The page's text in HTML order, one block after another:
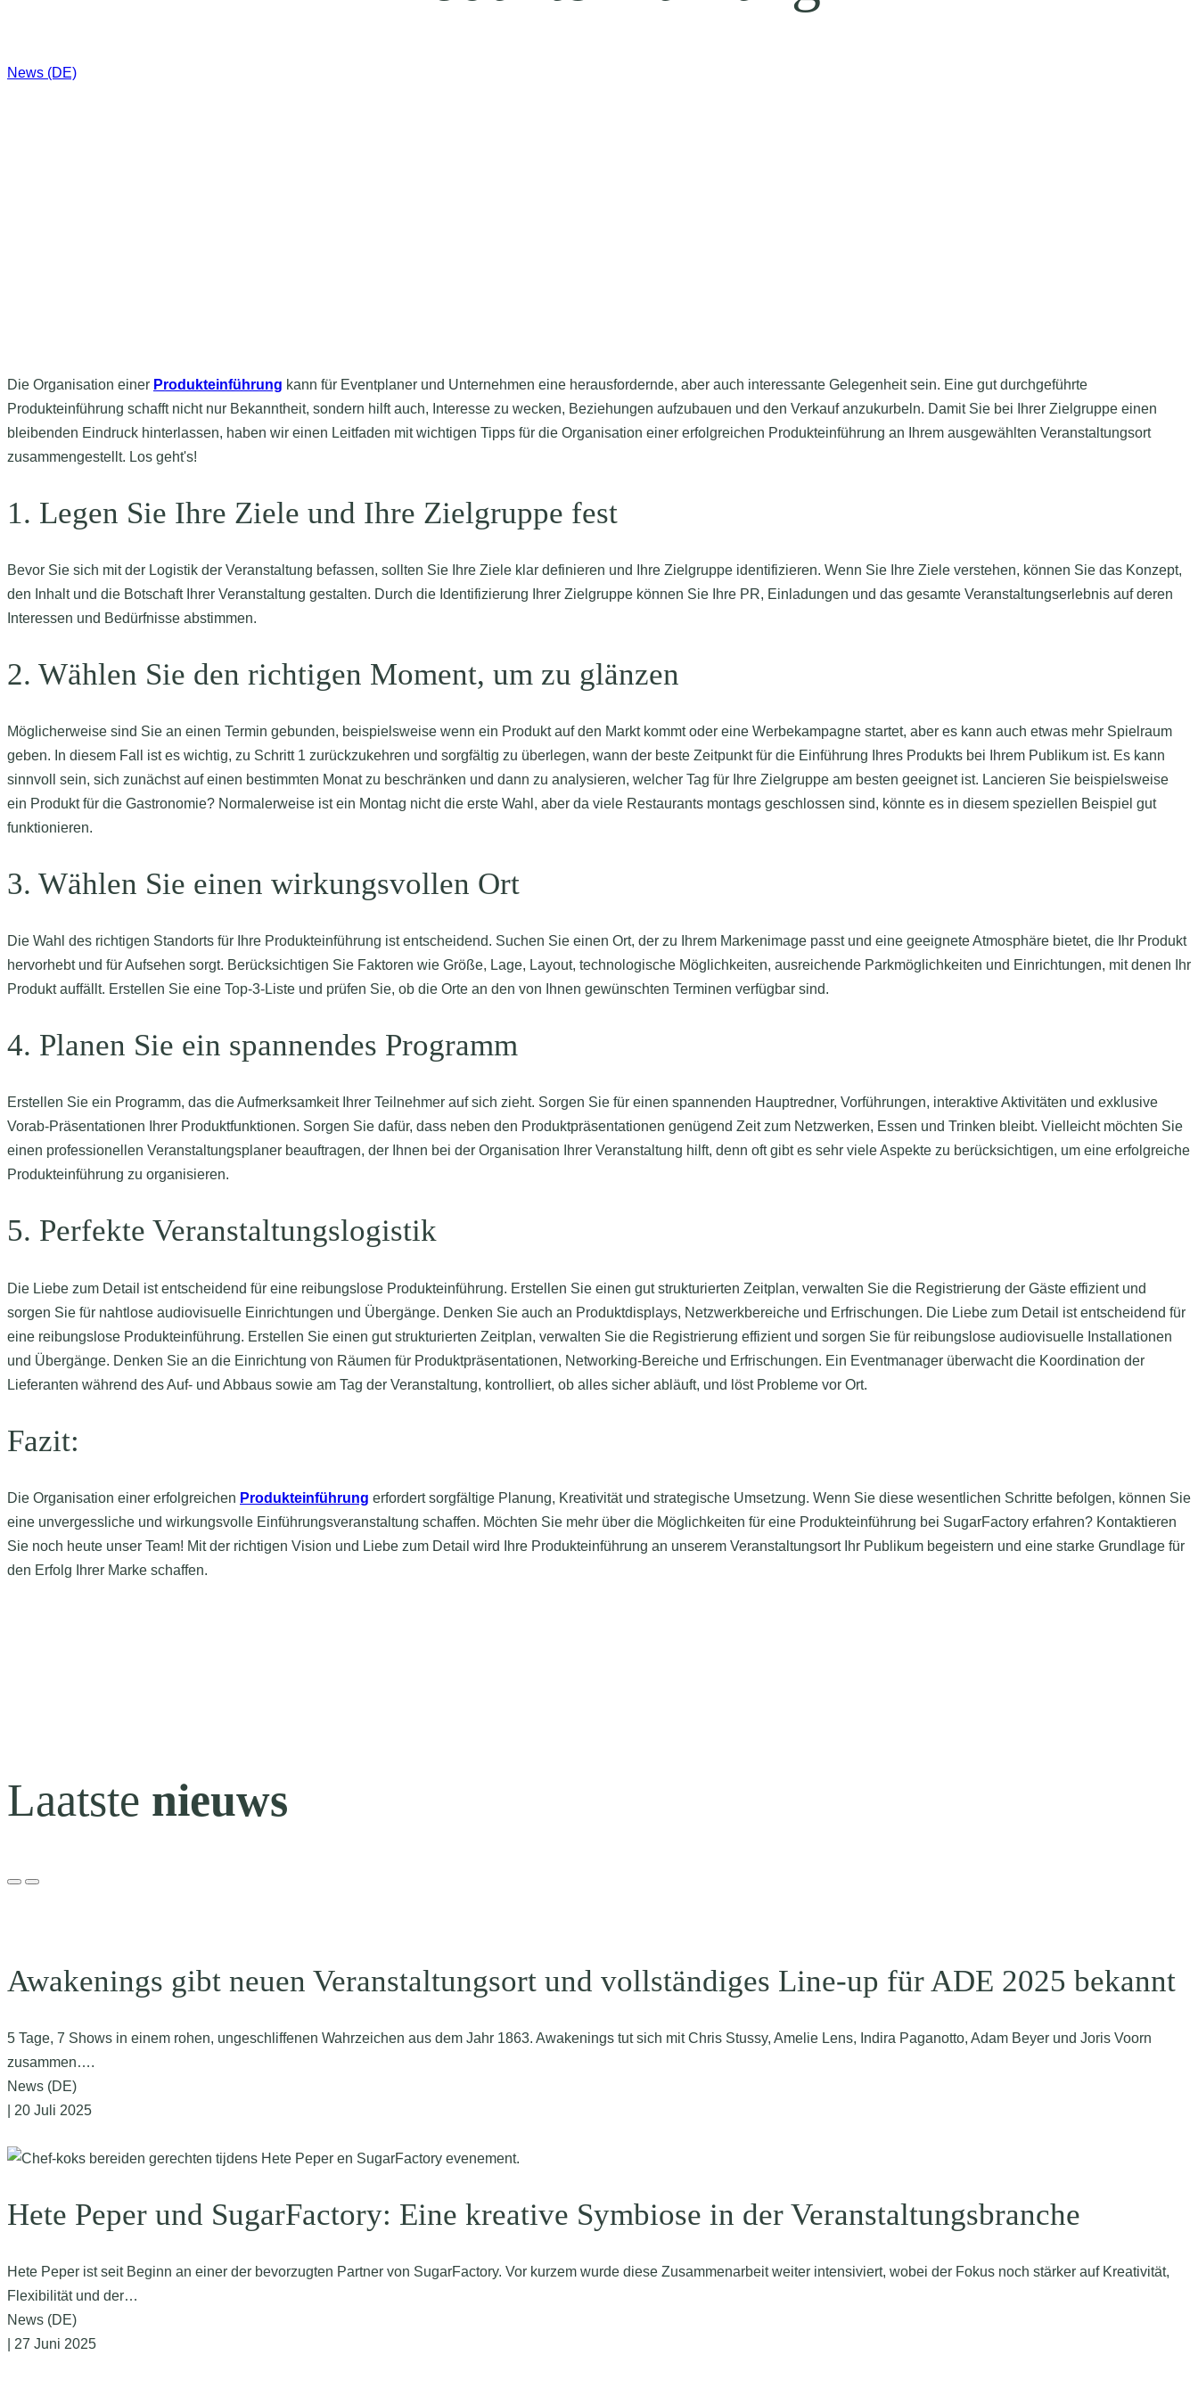
News (DE)
Die Organisation einer Produkteinführung kann für Eventplaner und Unternehmen eine herausfordernde, aber auch interessante Gelegenheit sein. Eine gut durchgeführte
Produkteinführung schafft nicht nur Bekanntheit, sondern hilft auch, Interesse zu wecken, Beziehungen aufzubauen und den Verkauf anzukurbeln. Damit Sie bei Ihrer Zielgruppe einen
bleibenden Eindruck hinterlassen, haben wir einen Leitfaden mit wichtigen Tipps für die Organisation einer erfolgreichen Produkteinführung an Ihrem ausgewählten Veranstaltungsort
zusammengestellt. Los geht's!
1. Legen Sie Ihre Ziele und Ihre Zielgruppe fest
Bevor Sie sich mit der Logistik der Veranstaltung befassen, sollten Sie Ihre Ziele klar definieren und Ihre Zielgruppe identifizieren. Wenn Sie Ihre Ziele verstehen, können Sie das Konzept,
den Inhalt und die Botschaft Ihrer Veranstaltung gestalten. Durch die Identifizierung Ihrer Zielgruppe können Sie Ihre PR, Einladungen und das gesamte Veranstaltungserlebnis auf deren
Interessen und Bedürfnisse abstimmen.
2. Wählen Sie den richtigen Moment, um zu glänzen
Möglicherweise sind Sie an einen Termin gebunden, beispielsweise wenn ein Produkt auf den Markt kommt oder eine Werbekampagne startet, aber es kann auch etwas mehr Spielraum
geben. In diesem Fall ist es wichtig, zu Schritt 1 zurückzukehren und sorgfältig zu überlegen, wann der beste Zeitpunkt für die Einführung Ihres Produkts bei Ihrem Publikum ist. Es kann
sinnvoll sein, sich zunächst auf einen bestimmten Monat zu beschränken und dann zu analysieren, welcher Tag für Ihre Zielgruppe am besten geeignet ist. Lancieren Sie beispielsweise
ein Produkt für die Gastronomie? Normalerweise ist ein Montag nicht die erste Wahl, aber da viele Restaurants montags geschlossen sind, könnte es in diesem speziellen Beispiel gut
funktionieren.
3. Wählen Sie einen wirkungsvollen Ort
Die Wahl des richtigen Standorts für Ihre Produkteinführung ist entscheidend. Suchen Sie einen Ort, der zu Ihrem Markenimage passt und eine geeignete Atmosphäre bietet, die Ihr Produkt
hervorhebt und für Aufsehen sorgt. Berücksichtigen Sie Faktoren wie Größe, Lage, Layout, technologische Möglichkeiten, ausreichende Parkmöglichkeiten und Einrichtungen, mit denen Ihr
Produkt auffällt. Erstellen Sie eine Top-3-Liste und prüfen Sie, ob die Orte an den von Ihnen gewünschten Terminen verfügbar sind.
4. Planen Sie ein spannendes Programm
Erstellen Sie ein Programm, das die Aufmerksamkeit Ihrer Teilnehmer auf sich zieht. Sorgen Sie für einen spannenden Hauptredner, Vorführungen, interaktive Aktivitäten und exklusive
Vorab-Präsentationen Ihrer Produktfunktionen. Sorgen Sie dafür, dass neben den Produktpräsentationen genügend Zeit zum Netzwerken, Essen und Trinken bleibt. Vielleicht möchten Sie
einen professionellen Veranstaltungsplaner beauftragen, der Ihnen bei der Organisation Ihrer Veranstaltung hilft, denn oft gibt es sehr viele Aspekte zu berücksichtigen, um eine erfolgreiche
Produkteinführung zu organisieren.
5. Perfekte Veranstaltungslogistik
Die Liebe zum Detail ist entscheidend für eine reibungslose Produkteinführung. Erstellen Sie einen gut strukturierten Zeitplan, verwalten Sie die Registrierung der Gäste effizient und
sorgen Sie für nahtlose audiovisuelle Einrichtungen und Übergänge. Denken Sie auch an Produktdisplays, Netzwerkbereiche und Erfrischungen. Die Liebe zum Detail ist entscheidend für
eine reibungslose Produkteinführung. Erstellen Sie einen gut strukturierten Zeitplan, verwalten Sie die Registrierung effizient und sorgen Sie für reibungslose audiovisuelle Installationen
und Übergänge. Denken Sie an die Einrichtung von Räumen für Produktpräsentationen, Networking-Bereiche und Erfrischungen. Ein Eventmanager überwacht die Koordination der
Lieferanten während des Auf- und Abbaus sowie am Tag der Veranstaltung, kontrolliert, ob alles sicher abläuft, und löst Probleme vor Ort.
Fazit:
Die Organisation einer erfolgreichen Produkteinführung erfordert sorgfältige Planung, Kreativität und strategische Umsetzung. Wenn Sie diese wesentlichen Schritte befolgen, können Sie
eine unvergessliche und wirkungsvolle Einführungsveranstaltung schaffen. Möchten Sie mehr über die Möglichkeiten für eine Produkteinführung bei SugarFactory erfahren? Kontaktieren
Sie noch heute unser Team! Mit der richtigen Vision und Liebe zum Detail wird Ihre Produkteinführung an unserem Veranstaltungsort Ihr Publikum begeistern und eine starke Grundlage für
den Erfolg Ihrer Marke schaffen.
Laatste nieuws
Awakenings gibt neuen Veranstaltungsort und vollständiges Line-up für ADE 2025 bekannt
5 Tage, 7 Shows in einem rohen, ungeschliffenen Wahrzeichen aus dem Jahr 1863. Awakenings tut sich mit Chris Stussy, Amelie Lens, Indira Paganotto, Adam Beyer und Joris Voorn
zusammen….
News (DE)
| 20 Juli 2025
Hete Peper und SugarFactory: Eine kreative Symbiose in der Veranstaltungsbranche
Hete Peper ist seit Beginn an einer der bevorzugten Partner von SugarFactory. Vor kurzem wurde diese Zusammenarbeit weiter intensiviert, wobei der Fokus noch stärker auf Kreativität,
Flexibilität und der…
News (DE)
| 27 Juni 2025